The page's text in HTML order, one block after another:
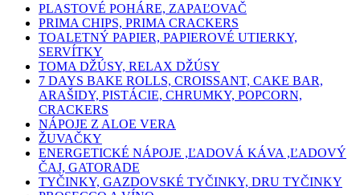
PLASTOVÉ POHÁRE, ZAPAĽOVAČ
PRIMA CHIPS, PRIMA CRACKERS
TOALETNÝ PAPIER, PAPIEROVÉ UTIERKY,
SERVÍTKY
TOMA DŽÚSY, RELAX DŽÚSY
7 DAYS BAKE ROLLS, CROISSANT, CAKE BAR,
ARAŠIDY, PISTÁCIE, CHRUMKY, POPCORN,
CRACKERS
NÁPOJE Z ALOE VERA
ŽUVAČKY
ENERGETICKÉ NÁPOJE ,ĽADOVÁ KÁVA ,ĽADOVÝ
ČAJ, GATORADE
TYČINKY, GAZDOVSKÉ TYČINKY, DRU TYČINKY